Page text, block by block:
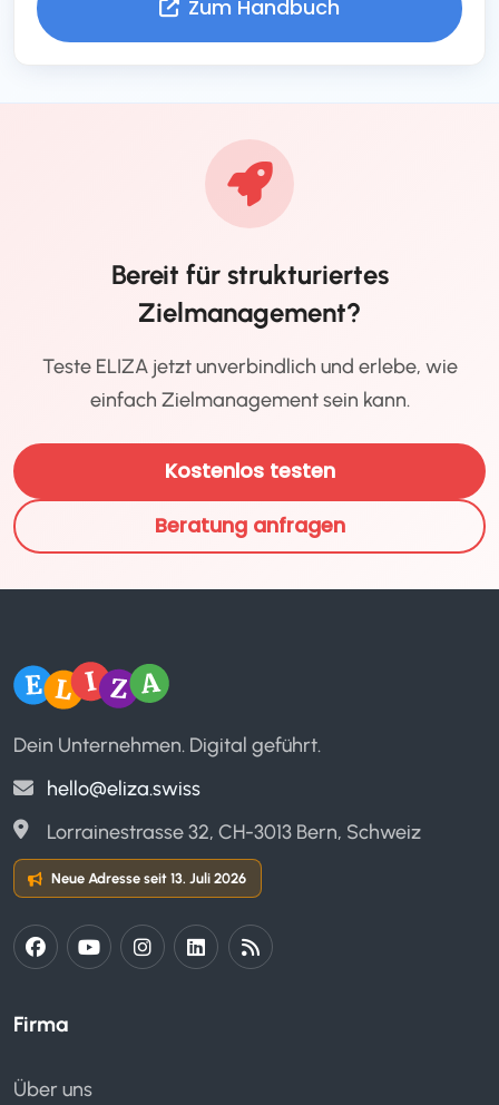
Zum Handbuch
Bereit für strukturiertes
Zielmanagement?
Teste ELIZA jetzt unverbindlich und erlebe, wie
einfach Zielmanagement sein kann.
Kostenlos testen
Beratung anfragen
Firma
Über uns
Dein Unternehmen. Digital geführt.
hello@eliza.swiss
Lorrainestrasse 32, CH-3013 Bern, Schweiz
Neue Adresse seit 13. Juli 2026